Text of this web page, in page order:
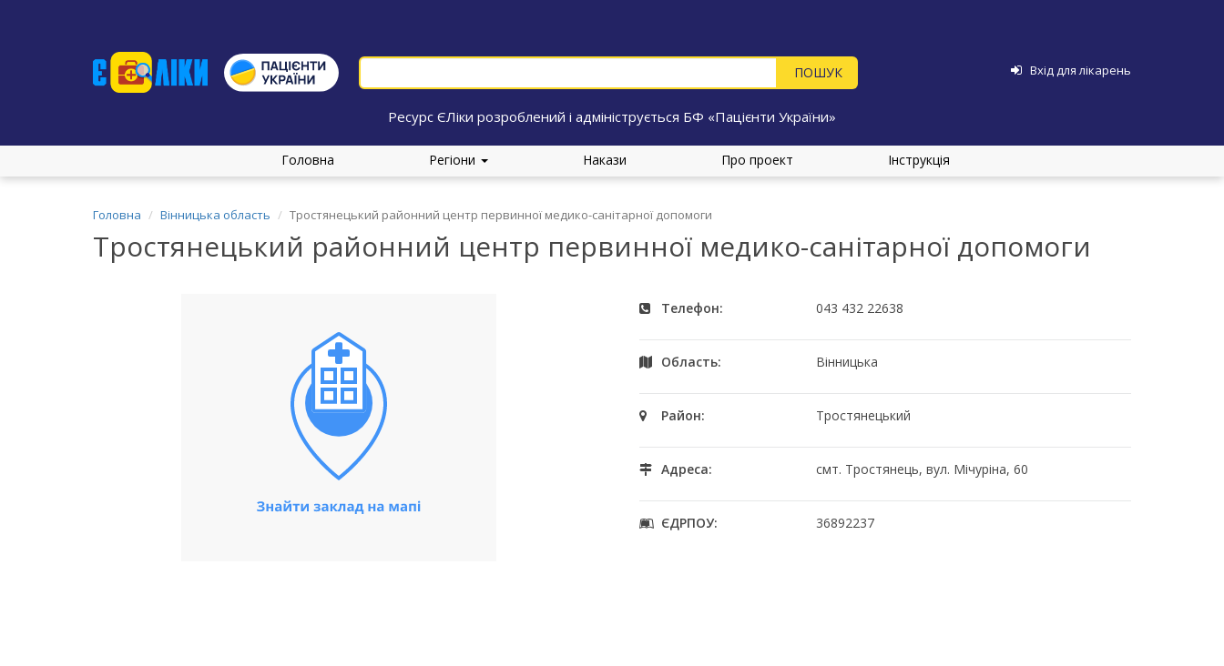
Вхід для лікарень
Ресурс ЄЛіки розроблений і адмініструється БФ «Пацієнти України»
Головна Регіони Накази Про проект Інструкція
Головна Вінницька область Тростянецький районний центр первинної медико-санітарної допомоги
Тростянецький районний центр первинної медико-санітарної допомоги
Телефон: 043 432 22638
Область: Вінницька
Район: Тростянецький
Адреса: смт. Тростянець, вул. Мічуріна, 60
ЄДРПОУ: 36892237